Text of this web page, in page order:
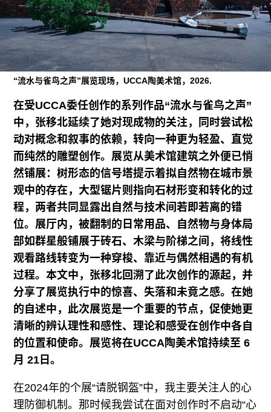
广告
订阅
往期内容
联系我们
关注我们
“流水与雀鸟之声”展览现场，UCCA陶美术馆，2026.
在受UCCA委任创作的系列作品“流水与雀鸟之声”
中，张移北延续了她对现成物的关注，同时尝试松
动对概念和叙事的依赖，转向一种更为轻盈、直觉
而纯然的雕塑创作。展览从美术馆建筑之外便已悄
然铺展：树形态的信号塔提示着拟自然物在城市景
观中的存在，大型锯片则指向石材形变和转化的过
程，两者共同显露出自然与技术间若即若离的错
位。展厅内，被翻制的日常用品、自然物与身体局
部如群星般铺展于砖石、木梁与阶梯之间，将线性
观看路线转变为一种穿梭、靠近与偶然相遇的有机
过程。本文中，张移北回溯了此次创作的源起，并
分享了展览执行中的惊喜、失落和未竟之感。在她
的自述中，此次展览是一个重要的节点，促使她更
清晰的辨认理性和感性、理论和感受在创作中各自
的位置和使命。展览将在UCCA陶美术馆持续至 6
月 21日。
在2024年的个展“请脱钢盔”中，我主要关注人的心
理防御机制。那时候我尝试在面对创作时不启动“心